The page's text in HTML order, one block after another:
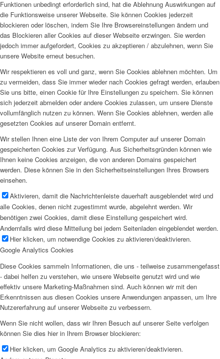
Funktionen unbedingt erforderlich sind, hat die Ablehnung Auswirkungen auf
die Funktionsweise unserer Webseite. Sie können Cookies jederzeit
blockieren oder löschen, indem Sie Ihre Browsereinstellungen ändern und
das Blockieren aller Cookies auf dieser Webseite erzwingen. Sie werden
jedoch immer aufgefordert, Cookies zu akzeptieren / abzulehnen, wenn Sie
unsere Website erneut besuchen.
Wir respektieren es voll und ganz, wenn Sie Cookies ablehnen möchten. Um
zu vermeiden, dass Sie immer wieder nach Cookies gefragt werden, erlauben
Sie uns bitte, einen Cookie für Ihre Einstellungen zu speichern. Sie können
sich jederzeit abmelden oder andere Cookies zulassen, um unsere Dienste
vollumfänglich nutzen zu können. Wenn Sie Cookies ablehnen, werden alle
gesetzten Cookies auf unserer Domain entfernt.
Wir stellen Ihnen eine Liste der von Ihrem Computer auf unserer Domain
gespeicherten Cookies zur Verfügung. Aus Sicherheitsgründen können wie
Ihnen keine Cookies anzeigen, die von anderen Domains gespeichert
werden. Diese können Sie in den Sicherheitseinstellungen Ihres Browsers
einsehen.
Aktivieren, damit die Nachrichtenleiste dauerhaft ausgeblendet wird und
alle Cookies, denen nicht zugestimmt wurde, abgelehnt werden. Wir
benötigen zwei Cookies, damit diese Einstellung gespeichert wird.
Andernfalls wird diese Mitteilung bei jedem Seitenladen eingeblendet werden.
Hier klicken, um notwendige Cookies zu aktivieren/deaktivieren.
Google Analytics Cookies
Diese Cookies sammeln Informationen, die uns - teilweise zusammengefasst
- dabei helfen zu verstehen, wie unsere Webseite genutzt wird und wie
effektiv unsere Marketing-Maßnahmen sind. Auch können wir mit den
Erkenntnissen aus diesen Cookies unsere Anwendungen anpassen, um Ihre
Nutzererfahrung auf unserer Webseite zu verbessern.
Wenn Sie nicht wollen, dass wir Ihren Besuch auf unserer Seite verfolgen
können Sie dies hier in Ihrem Browser blockieren:
Hier klicken, um Google Analytics zu aktivieren/deaktivieren.